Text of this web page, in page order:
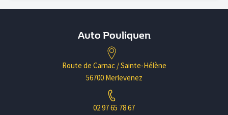
Auto Pouliquen
Route de Carnac / Sainte-Hélène
56700 Merlevenez
02 97 65 78 67